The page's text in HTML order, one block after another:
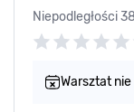
Niepodległości
Warsztat